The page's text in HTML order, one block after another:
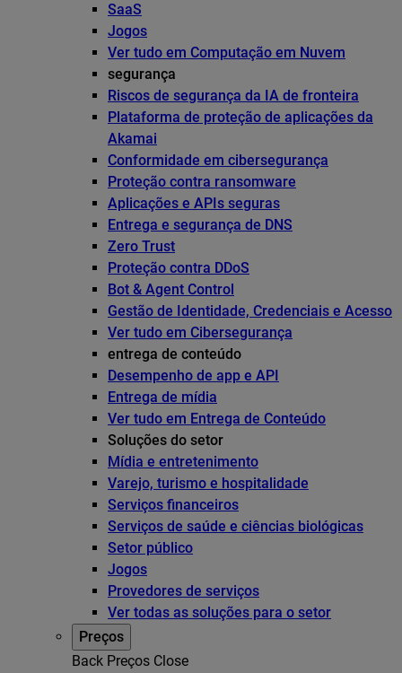
SaaS
Jogos
Ver tudo em Computação em Nuvem
segurança
Riscos de segurança da IA de fronteira
Plataforma de proteção de aplicações da
Akamai
Conformidade em cibersegurança
Proteção contra ransomware
Aplicações e APIs seguras
Entrega e segurança de DNS
Zero Trust
Proteção contra DDoS
Bot & Agent Control
Gestão de Identidade, Credenciais e Acesso
Ver tudo em Cibersegurança
entrega de conteúdo
Desempenho de app e API
Entrega de mídia
Ver tudo em Entrega de Conteúdo
Soluções do setor
Mídia e entretenimento
Varejo, turismo e hospitalidade
Serviços financeiros
Serviços de saúde e ciências biológicas
Setor público
Jogos
Provedores de serviços
Ver todas as soluções para o setor
Preços
Back Preços Close